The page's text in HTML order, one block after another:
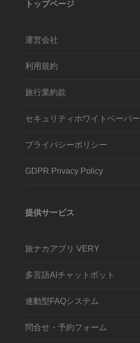
トップページ
運営会社
利用規約
旅行業約款
セキュリティホワイトペーパー
プライバシーポリシー
GDPR Privacy Policy
提供サービス
旅ナカアプリ VERY
多言語AIチャットボット
連動型FAQシステム
問合せ・予約フォーム